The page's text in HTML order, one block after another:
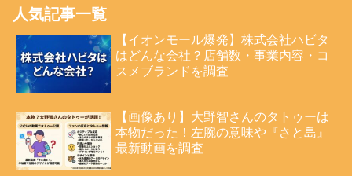
人気記事一覧
【イオンモール爆発】株式会社ハビタ
はどんな会社？店舗数・事業内容・コ
スメブランドを調査
【画像あり】大野智さんのタトゥーは
本物だった！左腕の意味や『さと島』
最新動画を調査